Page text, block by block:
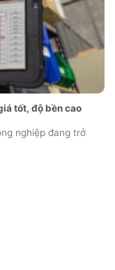
tốt, độ bền cao
nghiệp đang trở